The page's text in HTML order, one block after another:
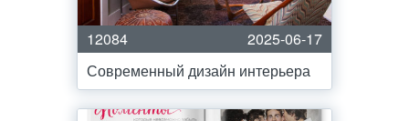
12084
2025-06-17
Современный дизайн интерьера